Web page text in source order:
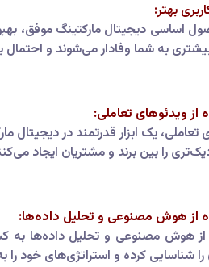
بهتر:
اساسی دیجیتال مارکتینگ موفق،
به شما وفادار می‌شوند و
از ویدئوهای تعاملی:
تعاملی، یک ابزار قدرتمند در
را بین برند و مشتریان ایجاد
از هوش مصنوعی و تحلیل داده‌ها:
از هوش مصنوعی و تحلیل داده‌ها به
شناسایی کرده و استراتژی‌های خود را